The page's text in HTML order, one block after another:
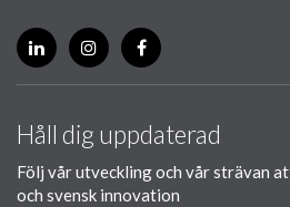
Håll dig uppdaterad
Följ vår utveckling och vår strävan
och svensk innovation